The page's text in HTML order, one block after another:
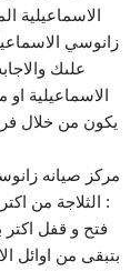
الاسماعيلية
زانوسي
علىك
الاسماعيلية
يكون من خلال
مركز صيانه
: الثلاجة من
فتح و قفل
بتبقى من اوائل